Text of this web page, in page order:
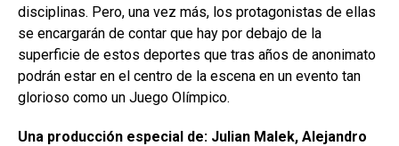
disciplinas. Pero, una vez más, los protagonistas de ellas
se encargarán de contar que hay por debajo de la
superficie de estos deportes que tras años de anonimato
podrán estar en el centro de la escena en un evento tan
glorioso como un Juego Olímpico.
Una producción especial de: Julian Malek, Alejandro